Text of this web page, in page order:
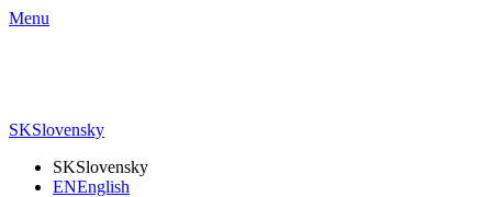
Menu
SKSlovensky
SKSlovensky
ENEnglish